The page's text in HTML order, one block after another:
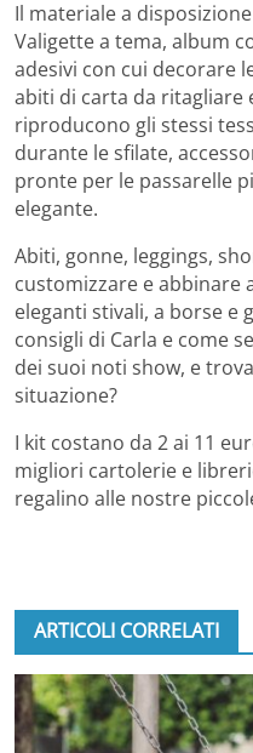
Il materiale a
Valigette a tema, album
adesivi con cui decorare
abiti di carta da ritagliare
riproducono gli stessi
durante le sfilate,
pronte per le passarelle
elegante.
Abiti, gonne, leggings,
customizzare e abbinare
eleganti stivali, a borse e
consigli di Carla e come
dei suoi noti show, e
situazione?
I kit costano da 2 ai 11
migliori cartolerie e
regalino alle nostre
ARTICOLI CORRELATI